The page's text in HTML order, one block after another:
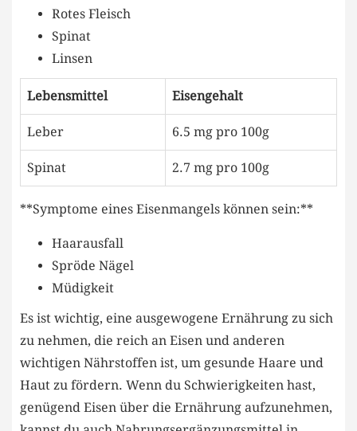
Rotes Fleisch
Spinat
Linsen
Lebensmittel Eisengehalt
Leber 6.5 mg pro 100g
Spinat 2.7 mg pro 100g
**Symptome eines Eisenmangels können sein:**
Haarausfall
Spröde Nägel
Müdigkeit
Es ist wichtig, eine ausgewogene Ernährung zu sich
zu nehmen, die reich an Eisen und anderen
wichtigen Nährstoffen ist, um gesunde Haare und
Haut zu fördern. Wenn du Schwierigkeiten hast,
genügend Eisen über die Ernährung aufzunehmen,